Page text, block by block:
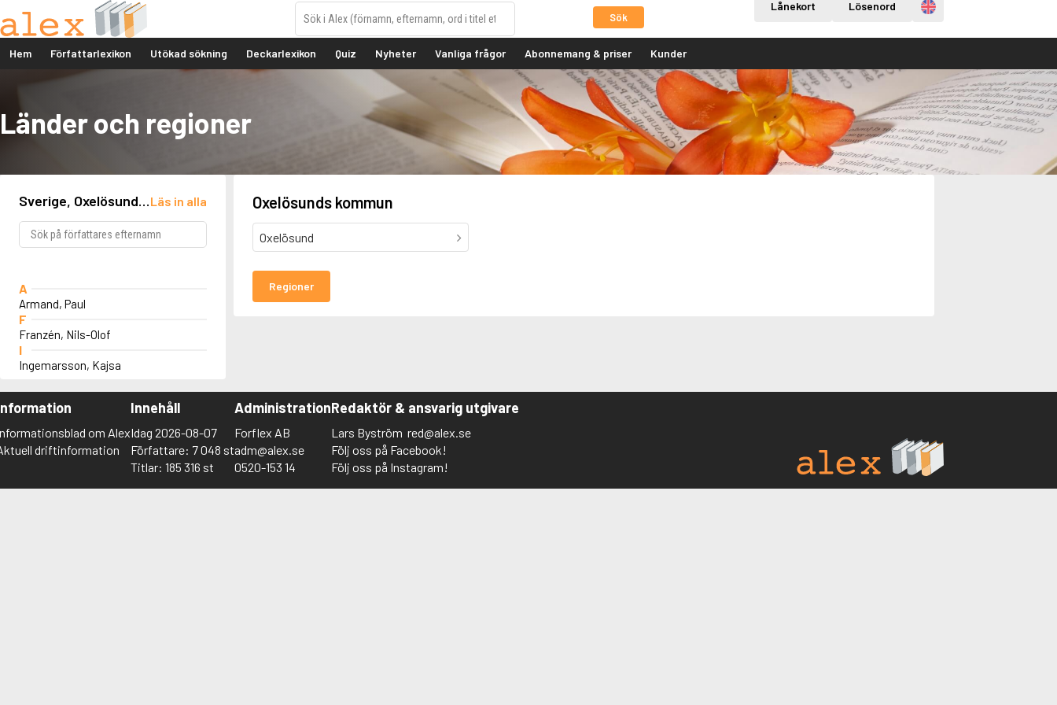
Sök
Lånekort Lösenord Engelska
Hem Författarlexikon Utökad sökning Deckarlexikon Quiz Nyheter Vanliga frågor Abonnemang & priser Kunder
Länder och regioner
Sverige, Oxelösunds Läs in alla
A
Armand, Paul
F
Franzén, Nils-Olof
I
Ingemarsson, Kajsa
Oxelösunds kommun
Oxelösund
Regioner
om Alex
driftinformation
Innehåll
Idag 2026-08-07
Författare: 7 048 st
Titlar: 185 316 st
Administration
Forflex AB
adm@alex.se
0520-153 14
Redaktör & ansvarig utgivare
Lars Byström red@alex.se
Följ oss på Facebook!
Följ oss på Instagram!